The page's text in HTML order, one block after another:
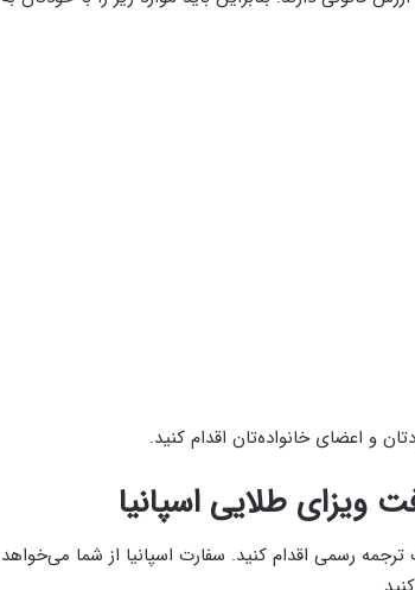
و اعضای خانواده‌تان اقدام کنید.
ویزای طلایی اسپانیا
ترجمه رسمی اقدام کنید. سفارت اسپانیا از شما می‌خواهد